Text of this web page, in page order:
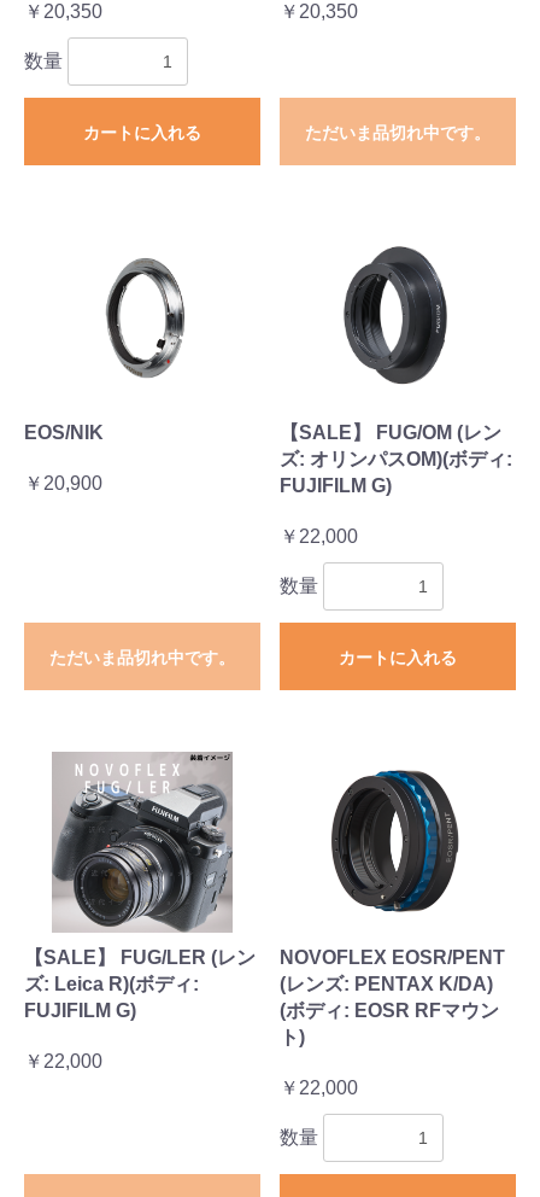
￥20,350
数量
カートに入れる
￥20,350
ただいま品切れ中です。
EOS/NIK
￥20,900
ただいま品切れ中です。
【SALE】 FUG/OM (レン
ズ: オリンパスOM)(ボディ:
FUJIFILM G)
￥22,000
数量
カートに入れる
【SALE】 FUG/LER (レン
ズ: Leica R)(ボディ:
FUJIFILM G)
￥22,000
NOVOFLEX EOSR/PENT
(レンズ: PENTAX K/DA)
(ボディ: EOSR RFマウン
ト)
￥22,000
数量